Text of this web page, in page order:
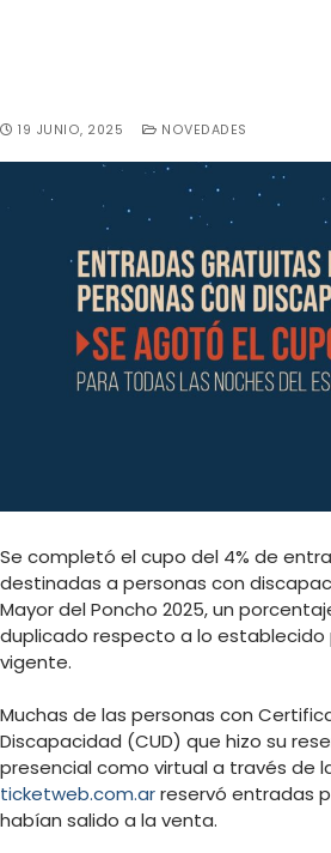
19 JUNIO, 2025 NOVEDADES
Se completó el cupo del 4% de
destinadas a personas con
Mayor del Poncho 2025, un
duplicado respecto a lo establecido
vigente.
Muchas de las personas con
Discapacidad (CUD) que hizo su
presencial como virtual a través de
ticketweb.com.arreservó entradas
habían salido a la venta.